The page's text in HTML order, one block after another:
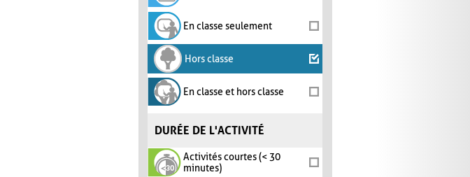
En classe seulement
Hors classe
En classe et hors classe
DURÉE DE L'ACTIVITÉ
Activités courtes (< 30
minutes)